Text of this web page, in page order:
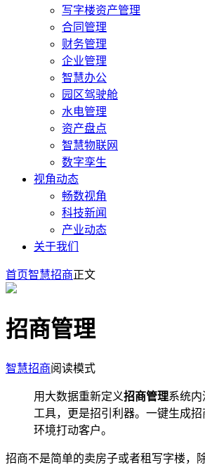
写字楼资产管理
合同管理
财务管理
企业管理
智慧办公
园区驾驶舱
水电管理
资产盘点
智慧物联网
数字孪生
视角动态
畅数视角
科技新闻
产业动态
关于我们
首页智慧招商正文
招商管理
智慧招商阅读模式
用大数据重新定义招商管理系统内
工具，更是招引利器。一键生成
环境打动客户。
招商不是简单的卖房子或者租写字楼，